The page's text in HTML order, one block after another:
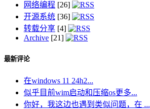
网络编程 [26]
开源系统 [36]
转载分享 [4]
Archive [21]
最新评论
在windows 11 24h2...
似乎目前wim启动和压缩os更多...
你好，我这边也遇到类似问题，在 ...